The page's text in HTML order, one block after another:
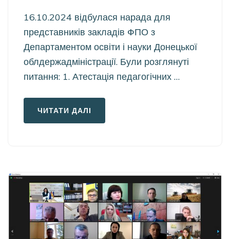
16.10.2024 відбулася нарада для
представників закладів ФПО з
Департаментом освіти і науки Донецької
облдержадміністрації. Були розглянуті
питання: 1. Атестація педагогічних …
ЧИТАТИ ДАЛІ